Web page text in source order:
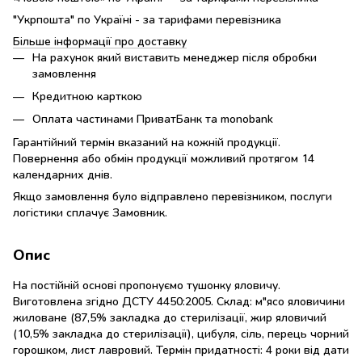
"Укрпошта" по Україні - за тарифами перевізника
Більше інформації про доставку
На рахунок який виставить менеджер після обробки
замовлення
Кредитною карткою
Оплата частинами ПриватБанк та monobank
Гарантійний термін вказаний на кожній продукції.
Повернення або обмін продукції можливий протягом 14
календарних днів.
Якщо замовлення було відправлено перевізником, послуги
логістики сплачує Замовник.
Опис
На постійній основі пропонуємо тушонку яловичу.
Виготовлена згідно ДСТУ 4450:2005. Склад: м"ясо яловичини
жиловане (87,5% закладка до стерилізації, жир яловичий
(10,5% закладка до стерилізації), цибуля, сіль, перець чорний
горошком, лист лавровий. Термін придатності: 4 роки від дати